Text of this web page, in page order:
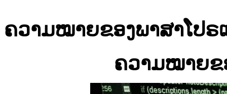
ຄວາມໝາຍຂອງພາສາໂປຣ
ຄວາມໝາຍ​ຂ